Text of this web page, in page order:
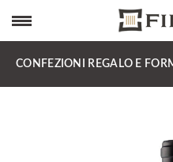
CONFEZIONI REGALO E